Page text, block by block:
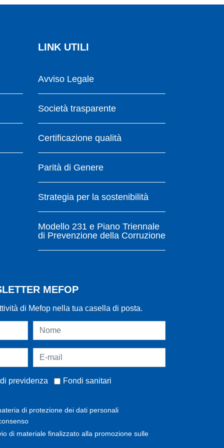
LINK UTILI
Avviso Legale
Società trasparente
Certificazione qualità
Parità di Genere
Strategia per la sostenibilità
Modello 231 e Piano Triennale
di Prevenzione della Corruzione
MEFOP
di Mefop nella tua casella di posta.
previdenza Fondi sanitari
di protezione dei dati personali
di materiale finalizzato alla promozione sulle